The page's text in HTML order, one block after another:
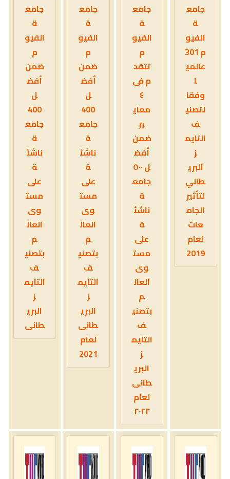
جامع
ة
الفيو
م 301
عالمي
ا
وفقا
لتصني
ف
التايم
ز
البري
طاني
لتأثير
الجام
عات
لعام
2019
جامع
ة
الفيو
م
تتقد
م فى
٤
معاي
ير
ضمن
أفض
ل ٥٠٠
جامع
ة
ناشئ
ة
على
مست
وى
العال
م
بتصني
ف
التايم
ز
البري
طانى
لعام
٢٠٢٢
جامع
ة
الفيو
م
ضمن
أفض
ل
400
جامع
ة
ناشئ
ة
على
مست
وى
العال
م
بتصني
ف
التايم
ز
البري
طانى
لعام
2021
جامع
ة
الفيو
م
ضمن
أفض
ل
400
جامع
ة
ناشئ
ة
على
مست
وى
العال
م
بتصني
ف
التايم
ز
البري
طانى